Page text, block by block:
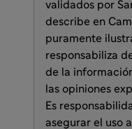
validados por
describe en
puramente
responsabiliza
de la
las opiniones
Es
asegurar el uso